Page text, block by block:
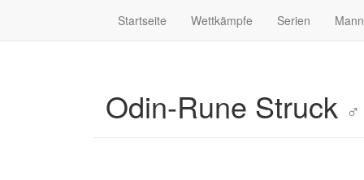
Startseite Wettkämpfe Serien
Odin-Rune Struck ♂